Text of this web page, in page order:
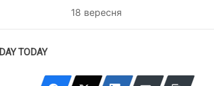
18 вересня
TODAY